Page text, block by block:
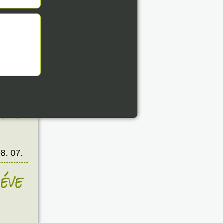
07.
07.
07.
éve